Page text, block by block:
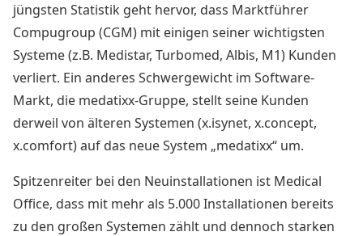
jüngsten Statistik geht hervor, dass Marktführer
Compugroup (CGM) mit einigen seiner wichtigsten
Systeme (z.B. Medistar, Turbomed, Albis, M1) Kunden
verliert. Ein anderes Schwergewicht im Software-
Markt, die medatixx-Gruppe, stellt seine Kunden
derweil von älteren Systemen (x.isynet, x.concept,
x.comfort) auf das neue System „medatixx“ um.
Spitzenreiter bei den Neuinstallationen ist Medical
Office, dass mit mehr als 5.000 Installationen bereits
zu den großen Systemen zählt und dennoch starken